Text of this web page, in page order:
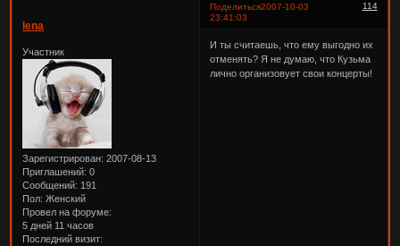
Поделиться 114
2007-10-03
23:41:03
lena
Участник
Зарегистрирован: 2007-08-13
Приглашений: 0
Сообщений: 191
Пол: Женский
Провел на форуме:
5 дней 11 часов
Последний визит:
И ты считаешь, что ему выгодно их
отменять? Я не думаю, что Кузьма
лично организовует свои концерты!